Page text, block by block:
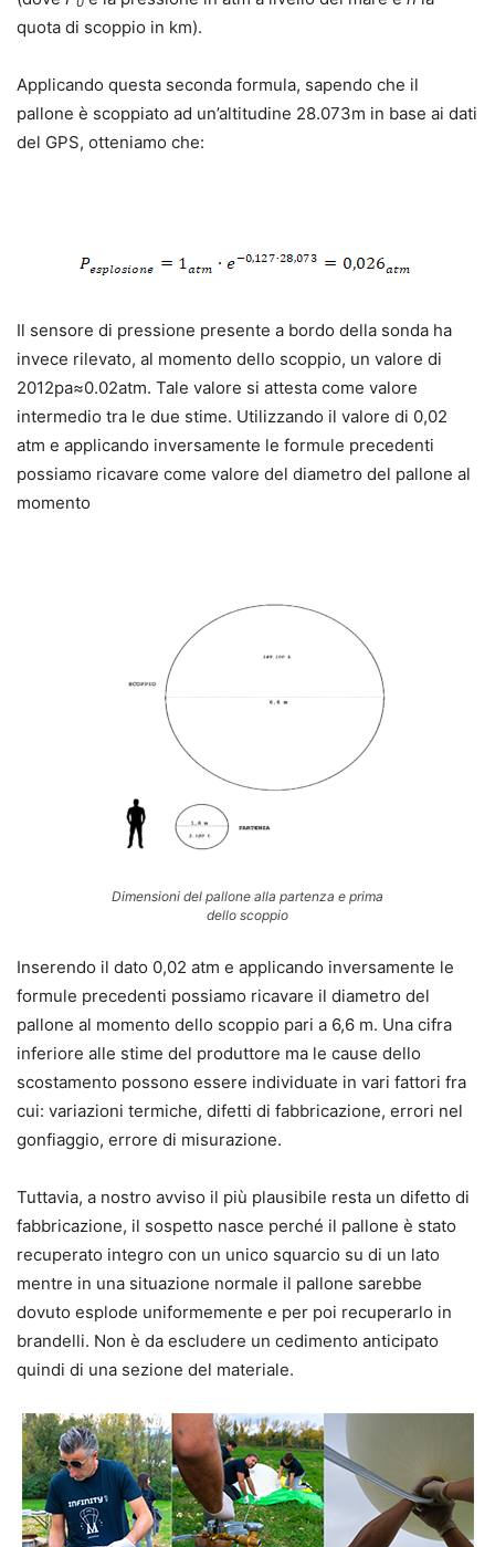
quota di scoppio in km).
Applicando questa seconda formula, sapendo che il
pallone è scoppiato ad un’altitudine 28.073m in base ai dati
del GPS, otteniamo che:
Il sensore di pressione presente a bordo della sonda ha
invece rilevato, al momento dello scoppio, un valore di
2012pa≈0.02atm. Tale valore si attesta come valore
intermedio tra le due stime. Utilizzando il valore di 0,02
atm e applicando inversamente le formule precedenti
possiamo ricavare come valore del diametro del pallone al
momento
Dimensioni del pallone alla partenza e prima
dello scoppio
Inserendo il dato 0,02 atm e applicando inversamente le
formule precedenti possiamo ricavare il diametro del
pallone al momento dello scoppio pari a 6,6 m. Una cifra
inferiore alle stime del produttore ma le cause dello
scostamento possono essere individuate in vari fattori fra
cui: variazioni termiche, difetti di fabbricazione, errori nel
gonfiaggio, errore di misurazione.
Tuttavia, a nostro avviso il più plausibile resta un difetto di
fabbricazione, il sospetto nasce perché il pallone è stato
recuperato integro con un unico squarcio su di un lato
mentre in una situazione normale il pallone sarebbe
dovuto esplode uniformemente e per poi recuperarlo in
brandelli. Non è da escludere un cedimento anticipato
quindi di una sezione del materiale.